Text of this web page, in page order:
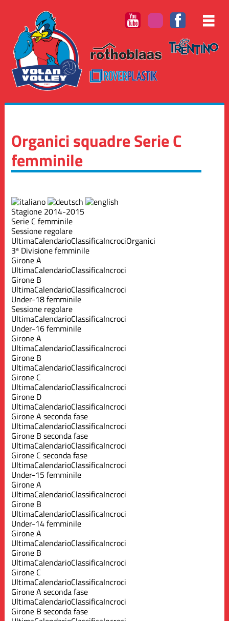
Organici squadre Serie C
femminile
Stagione 2014-2015
Serie C femminile
Sessione regolare
UltimaCalendarioClassificaIncrociOrganici
3ª Divisione femminile
Girone A
UltimaCalendarioClassificaIncroci
Girone B
UltimaCalendarioClassificaIncroci
Under-18 femminile
Sessione regolare
UltimaCalendarioClassificaIncroci
Under-16 femminile
Girone A
UltimaCalendarioClassificaIncroci
Girone B
UltimaCalendarioClassificaIncroci
Girone C
UltimaCalendarioClassificaIncroci
Girone D
UltimaCalendarioClassificaIncroci
Girone A seconda fase
UltimaCalendarioClassificaIncroci
Girone B seconda fase
UltimaCalendarioClassificaIncroci
Girone C seconda fase
UltimaCalendarioClassificaIncroci
Under-15 femminile
Girone A
UltimaCalendarioClassificaIncroci
Girone B
UltimaCalendarioClassificaIncroci
Under-14 femminile
Girone A
UltimaCalendarioClassificaIncroci
Girone B
UltimaCalendarioClassificaIncroci
Girone C
UltimaCalendarioClassificaIncroci
Girone A seconda fase
UltimaCalendarioClassificaIncroci
Girone B seconda fase